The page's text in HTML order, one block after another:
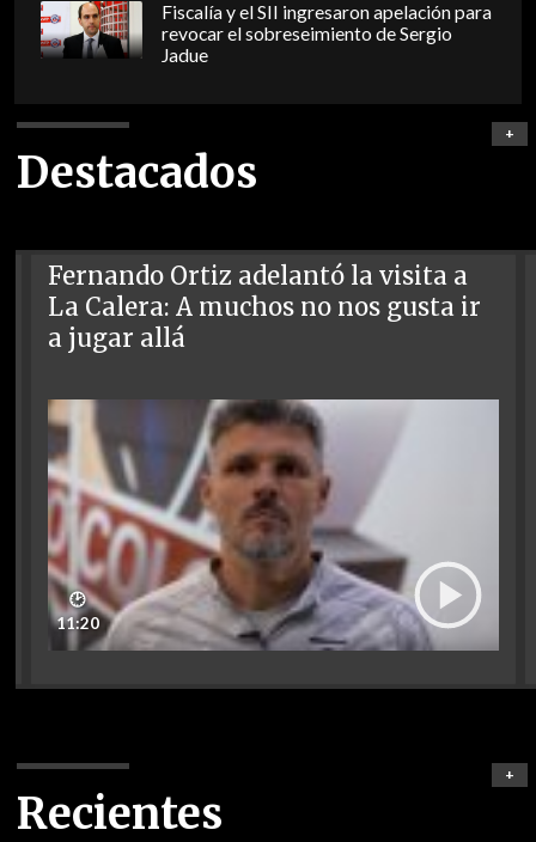
Fiscalía y el SII ingresaron apelación para
revocar el sobreseimiento de Sergio
Jadue
Destacados
+
Fernando Ortiz adelantó la visita a
La Calera: A muchos no nos gusta ir
a jugar allá
🕑
11:20
Recientes
+